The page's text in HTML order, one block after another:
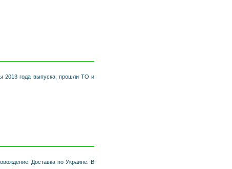
2013 года выпуска, прошли ТО и
Доставка по Украине. В